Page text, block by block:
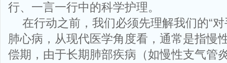
行、一言一行中的科学护理。
在行动之前，我们必须先理解我们的“
肺心病，从现代医学角度看，通常是指慢
偿期，由于长期肺部疾病（如慢性支气管